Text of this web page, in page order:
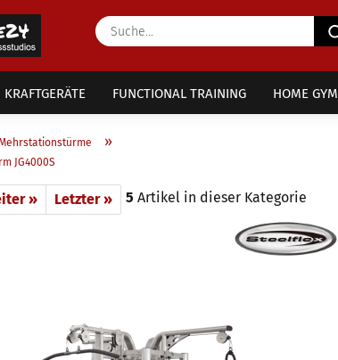
KRAFTGERÄTE FUNCTIONAL TRAINING HOME GYM
»
JG4000S
» Letzter » 5 Artikel in dieser Kategorie